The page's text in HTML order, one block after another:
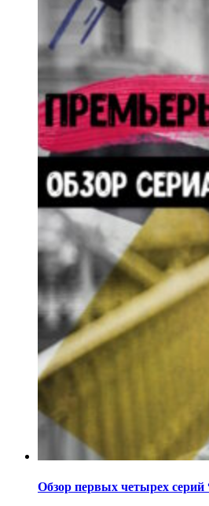
Обзор первых четырех серий